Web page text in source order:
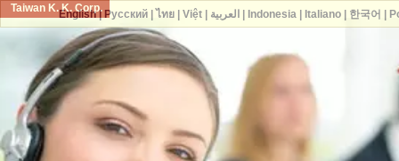
Taiwan K. K. Corp.
English| Русский| ไทย| Việt| العربية Indonesia| Italiano| 한국어